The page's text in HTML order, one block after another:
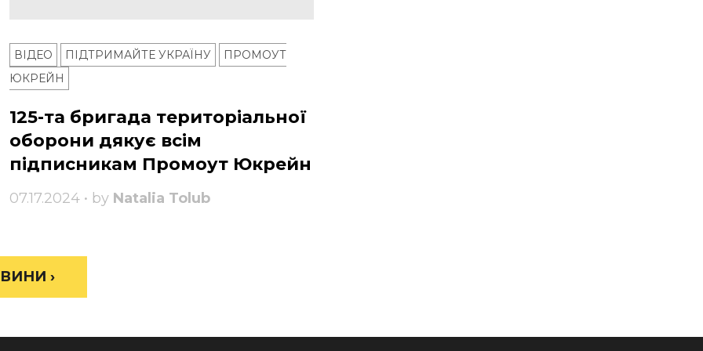
ВІДЕО ПІДТРИМАЙТЕ УКРАЇНУ
ПРОМОУТ
ЮКРЕЙН
125-та бригада територіальної
оборони дякує всім
підписникам Промоут Юкрейн
07.17.2024 • by Natalia Tolub
›